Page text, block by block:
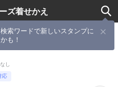
ズ着せかえ
検索ワードで新しいスタンプに
も！
1
し
応